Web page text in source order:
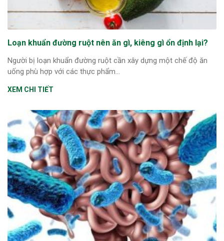
Sau Sinh Có Tự Khỏi
Thông Tin Cần Biết
sau sinh là tình trạng viêm da
phổ biến, khiến đôi bàn tay,
của chị em trở nên khô...
Loạn khuẩn đường ruột nên ăn gì, kiêng gì ổn định lại?
Người bị loạn khuẩn đường ruột cần xây dựng một chế độ ăn
uống phù hợp với các thực phẩm...
XEM CHI TIẾT